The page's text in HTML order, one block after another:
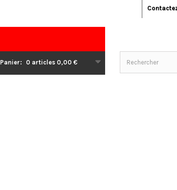
Panier: 0 articles 0,00 €